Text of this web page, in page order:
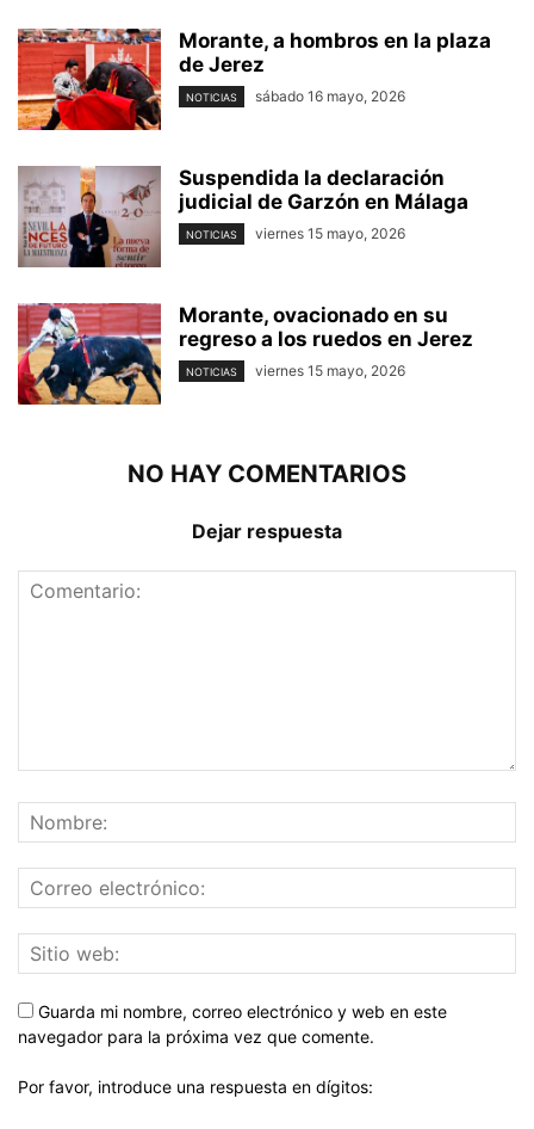
Morante, a hombros en la plaza
de Jerez
NOTICIAS sábado 16 mayo, 2026
Suspendida la declaración
judicial de Garzón en Málaga
NOTICIAS viernes 15 mayo, 2026
Morante, ovacionado en su
regreso a los ruedos en Jerez
NOTICIAS viernes 15 mayo, 2026
NO HAY COMENTARIOS
Dejar respuesta
Guarda mi nombre, correo electrónico y web en este
navegador para la próxima vez que comente.
Por favor, introduce una respuesta en dígitos: